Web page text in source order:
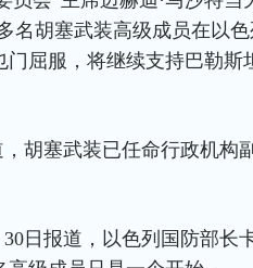
名胡塞武装高级成员在以
门屈服，将继续支持巴勒斯
胡塞武装已任命行政机构
日报道，以色列国防部长